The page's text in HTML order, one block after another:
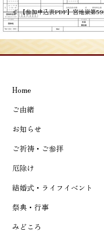
投
稿
ナ
ビ
ー
シ
ョ
ン
≪【参加申込表PDF】宮地嶽第
Home
ご由緒
お知らせ
ご祈祷・ご参拝
厄除け
結婚式・ライフイベント
祭典・行事
みどころ